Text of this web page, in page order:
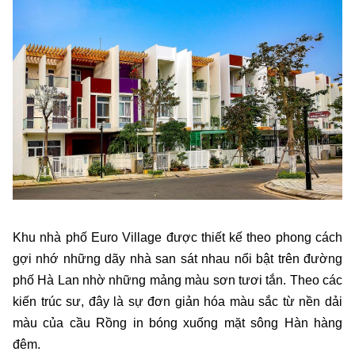
Khu nhà phố Euro Village được thiết kế theo phong cách
gợi nhớ những dãy nhà san sát nhau nổi bật trên đường
phố Hà Lan nhờ những mảng màu sơn tươi tắn. Theo các
kiến trúc sư, đây là sự đơn giản hóa màu sắc từ nền dải
màu của cầu Rồng in bóng xuống mặt sông Hàn hàng
đêm.